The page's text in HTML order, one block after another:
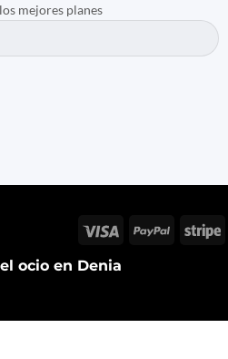
mejores planes
ocio en Denia
Visa PayPal